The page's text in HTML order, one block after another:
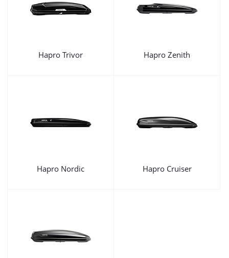
Hapro Trivor Hapro Zenith
Hapro Nordic Hapro Cruiser